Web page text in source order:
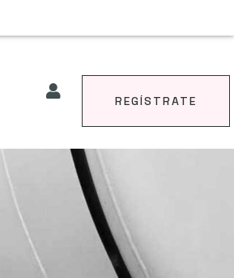
REGÍSTRATE